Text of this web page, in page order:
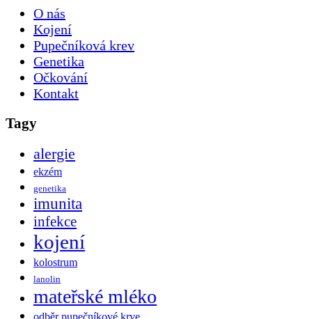
O nás
Kojení
Pupečníková krev
Genetika
Očkování
Kontakt
Tagy
alergie
ekzém
genetika
imunita
infekce
kojení
kolostrum
lanolin
mateřské mléko